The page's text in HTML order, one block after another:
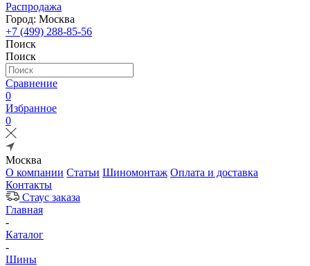
Распродажа
Город: Москва
+7 (499) 288-85-56
Поиск
Поиск
Сравнение
0
Избранное
0
Москва
О компании Статьи Шиномонтаж Оплата и доставка
Контакты
Стаус заказа
Главная
-
Каталог
-
Шины